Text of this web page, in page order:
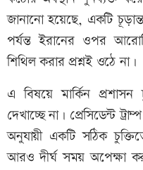
জানানো হয়েছে, একটি
পর্যন্ত ইরানের ওপর
শিথিল করার প্রশ্নই ওঠে না।
এ বিষয়ে মার্কিন প্রশাসন
দেখাচ্ছে না। প্রেসিডেন্ট
অনুযায়ী একটি সঠিক
আরও দীর্ঘ সময় অপেক্ষা